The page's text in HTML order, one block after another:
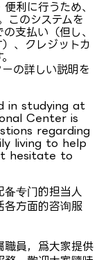
利に行うため、
このシステムを
支払い（但し、
、クレジットカ
の詳しい説明を
in studying at
Center is
regarding
living to help
hesitate to
专门的担当人
各方面的咨询服
職員，爲大家提供